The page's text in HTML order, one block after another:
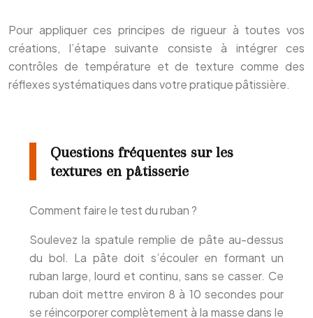
Pour appliquer ces principes de rigueur à toutes vos
créations, l’étape suivante consiste à intégrer ces
contrôles de température et de texture comme des
réflexes systématiques dans votre pratique pâtissière.
Questions fréquentes sur les
textures en pâtisserie
Comment faire le test du ruban ?
Soulevez la spatule remplie de pâte au-dessus
du bol. La pâte doit s’écouler en formant un
ruban large, lourd et continu, sans se casser. Ce
ruban doit mettre environ 8 à 10 secondes pour
se réincorporer complètement à la masse dans le